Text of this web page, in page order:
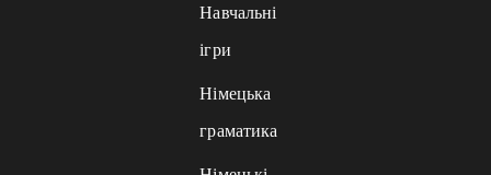
Навчальні
ігри
Німецька
граматика